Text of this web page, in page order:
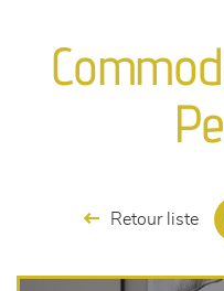
séjours
meubles de
Retour liste